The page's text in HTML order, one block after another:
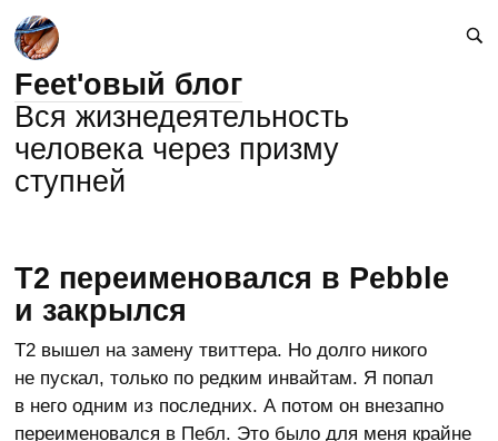
Feet'овый блог
Вся жизнедеятельность
человека через призму
ступней
T2 переименовался в Pebble
и закрылся
Т2 вышел на замену твиттера. Но долго никого
не пускал, только по редким инвайтам. Я попал
в него одним из последних. А потом он внезапно
переименовался в Пебл. Это было для меня крайне